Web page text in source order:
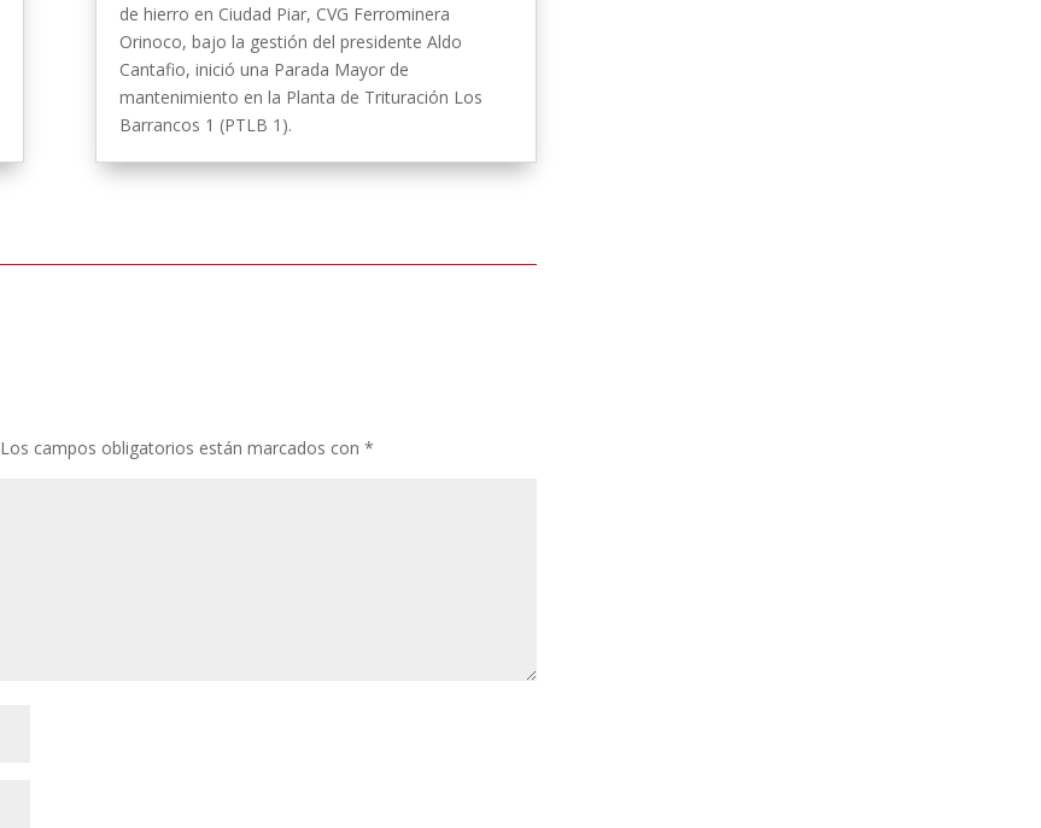
de hierro en Ciudad Piar, CVG Ferrominera
Orinoco, bajo la gestión del presidente Aldo
Cantafio, inició una Parada Mayor de
mantenimiento en la Planta de Trituración Los
Barrancos 1 (PTLB 1).
Los campos obligatorios están marcados con*